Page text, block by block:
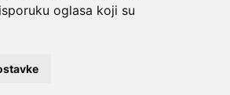
oglasa koji su